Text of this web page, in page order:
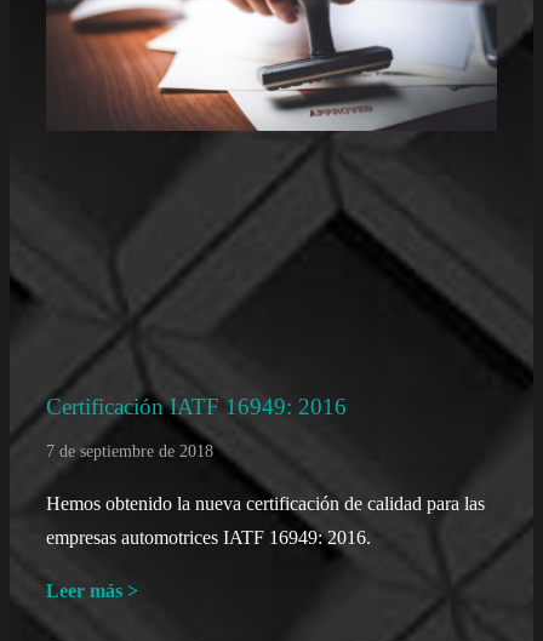
Certificación IATF 16949: 2016
7 de septiembre de 2018
Hemos obtenido la nueva certificación de calidad para las
empresas automotrices IATF 16949: 2016.
Leer más >